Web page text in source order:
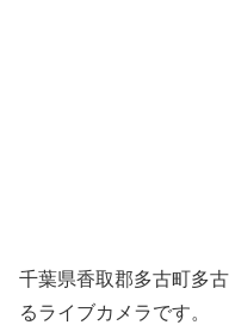
千葉県香取郡多古町多
るライブカメラです。